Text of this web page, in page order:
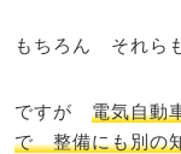
もちろん それら
ですが 電気自動
で 整備にも別の